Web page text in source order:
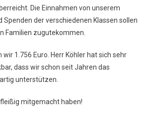
Diesjährige
Spendenübergabe
Kinderhospiz
Mitteldeutschland
Die Einnahmen von unserem
Spenden der verschiedenen Klassen sollen
Familien zugutekommen.
1.756 Euro. Herr Köhler hat sich sehr
dass wir schon seit Jahren das
unterstützen.
fleißig mitgemacht haben!